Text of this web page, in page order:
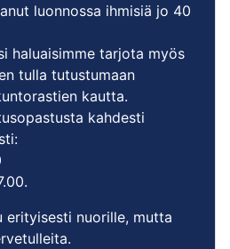
luonnossa ihmisiä jo 40
haluaisimme tarjota myös
tulla tutustumaan
kautta.
kahdesti
erityisesti nuorille, mutta